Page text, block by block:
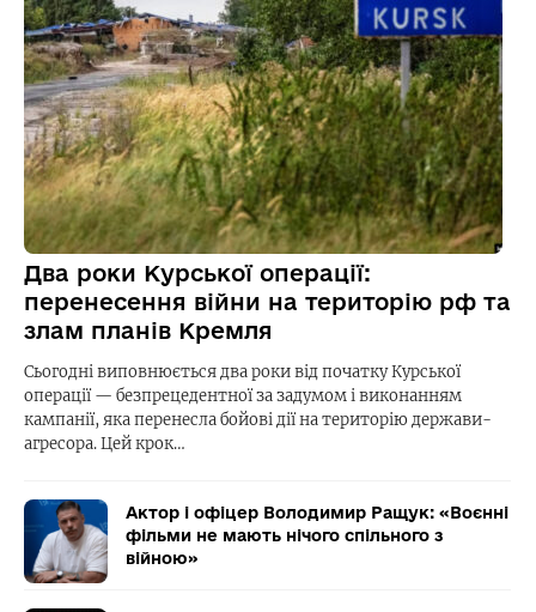
Два роки Курської операції:
перенесення війни на територію рф та
злам планів Кремля
Сьогодні виповнюється два роки від початку Курської
операції — безпрецедентної за задумом і виконанням
кампанії, яка перенесла бойові дії на територію держави-
агресора. Цей крок…
Актор і офіцер Володимир Ращук: «Воєнні
фільми не мають нічого спільного з
війною»